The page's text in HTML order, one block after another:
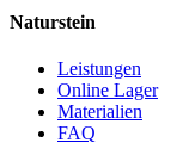
Naturstein
Leistungen
Online Lager
Materialien
FAQ